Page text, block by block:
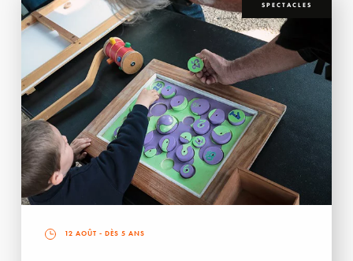
SPECTACLES
12 AOÛT - DÈS 5 ANS